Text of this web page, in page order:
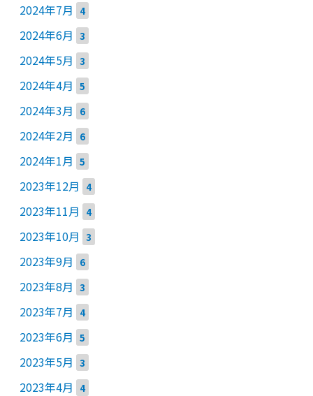
2024年7月 4
2024年6月 3
2024年5月 3
2024年4月 5
2024年3月 6
2024年2月 6
2024年1月 5
2023年12月 4
2023年11月 4
2023年10月 3
2023年9月 6
2023年8月 3
2023年7月 4
2023年6月 5
2023年5月 3
2023年4月 4